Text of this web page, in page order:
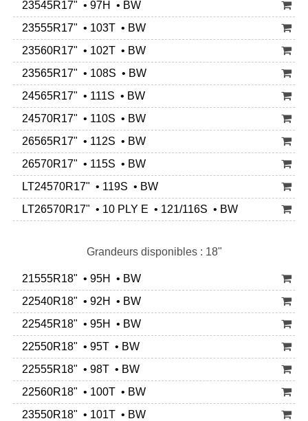
23545R17" • 97H • BW
23555R17" • 103T • BW
23560R17" • 102T • BW
23565R17" • 108S • BW
24565R17" • 111S • BW
24570R17" • 110S • BW
26565R17" • 112S • BW
26570R17" • 115S • BW
LT24570R17" • 119S • BW
LT26570R17" • 10 PLY E • 121/116S • BW
Grandeurs disponibles : 18"
21555R18" • 95H • BW
22540R18" • 92H • BW
22545R18" • 95H • BW
22550R18" • 95T • BW
22555R18" • 98T • BW
22560R18" • 100T • BW
23550R18" • 101T • BW